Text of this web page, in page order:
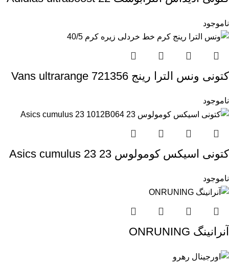
ناموجود
کتونی ونس الترا رینج Vans ultrarange 721356
ناموجود
کتونی اسیکس کومولوس 23 Asics cumulus 23
ناموجود
آنرانینگ ONRUNING